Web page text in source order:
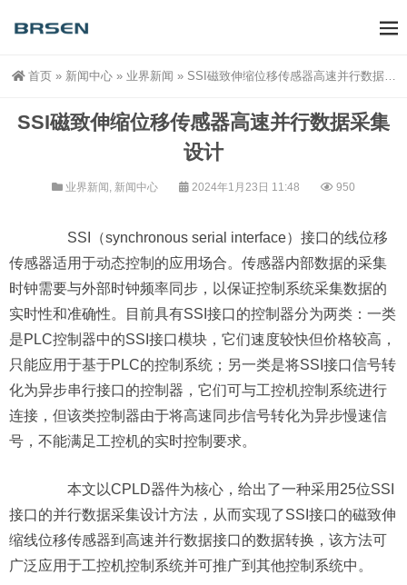
首页 » 新闻中心 » 业界新闻 » SSI磁致伸缩位移传感器高速并行数据采集设计
SSI磁致伸缩位移传感器高速并行数据采集
设计
业界新闻 , 新闻中心 2024年1月23日 11:48 950
SSI（synchronous serial interface）接口的线位移
传感器适用于动态控制的应用场合。传感器内部数据的采集
时钟需要与外部时钟频率同步，以保证控制系统采集数据的
实时性和准确性。目前具有SSI接口的控制器分为两类：一类
是PLC控制器中的SSI接口模块，它们速度较快但价格较高，
只能应用于基于PLC的控制系统；另一类是将SSI接口信号转
化为异步串行接口的控制器，它们可与工控机控制系统进行
连接，但该类控制器由于将高速同步信号转化为异步慢速信
号，不能满足工控机的实时控制要求。
本文以CPLD器件为核心，给出了一种采用25位SSI
接口的并行数据采集设计方法，从而实现了SSI接口的磁致伸
缩线位移传感器到高速并行数据接口的数据转换，该方法可
广泛应用于工控机控制系统并可推广到其他控制系统中。